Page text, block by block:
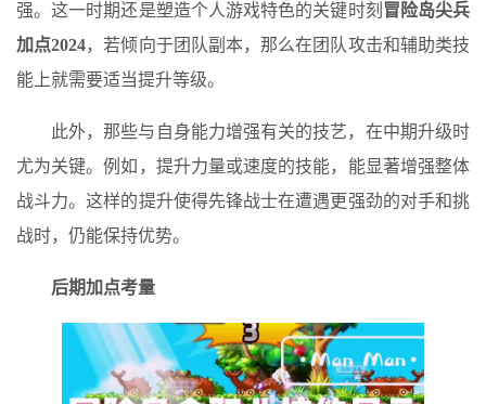
强。这一时期还是塑造个人游戏特色的关键时刻 冒险岛尖兵
加点2024，若倾向于团队副本，那么在团队攻击和辅助类技
能上就需要适当提升等级。
此外，那些与自身能力增强有关的技艺，在中期升级时
尤为关键。例如，提升力量或速度的技能，能显著增强整体
战斗力。这样的提升使得先锋战士在遭遇更强劲的对手和挑
战时，仍能保持优势。
后期加点考量